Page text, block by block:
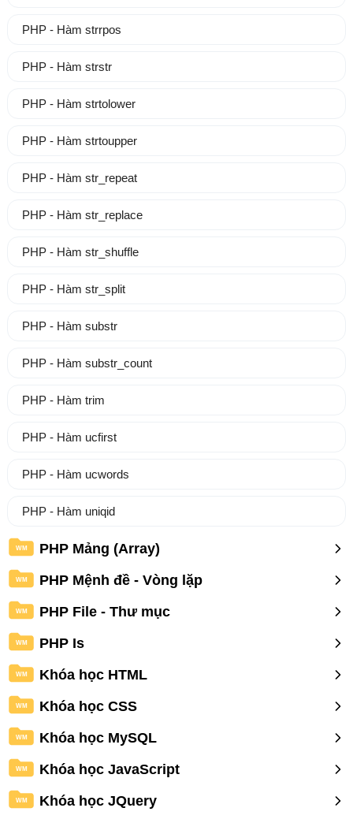
PHP - Hàm strrpos
PHP - Hàm strstr
PHP - Hàm strtolower
PHP - Hàm strtoupper
PHP - Hàm str_repeat
PHP - Hàm str_replace
PHP - Hàm str_shuffle
PHP - Hàm str_split
PHP - Hàm substr
PHP - Hàm substr_count
PHP - Hàm trim
PHP - Hàm ucfirst
PHP - Hàm ucwords
PHP - Hàm uniqid
WM PHP Mảng (Array)
WM PHP Mệnh đề - Vòng lặp
WM PHP File - Thư mục
WM PHP Is
WM Khóa học HTML
WM Khóa học CSS
WM Khóa học MySQL
WM Khóa học JavaScript
WM Khóa học JQuery